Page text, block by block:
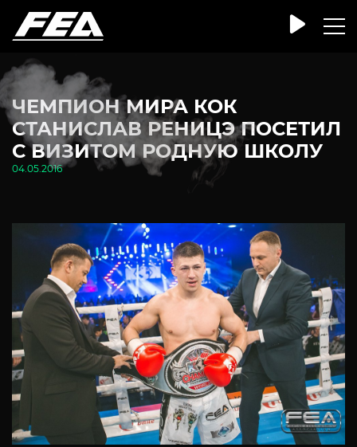
ЧЕМПИОН МИРА КОК
СТАНИСЛАВ РЕНИЦЭ ПОСЕТИЛ
С ВИЗИТОМ РОДНУЮ ШКОЛУ
04.05.2016